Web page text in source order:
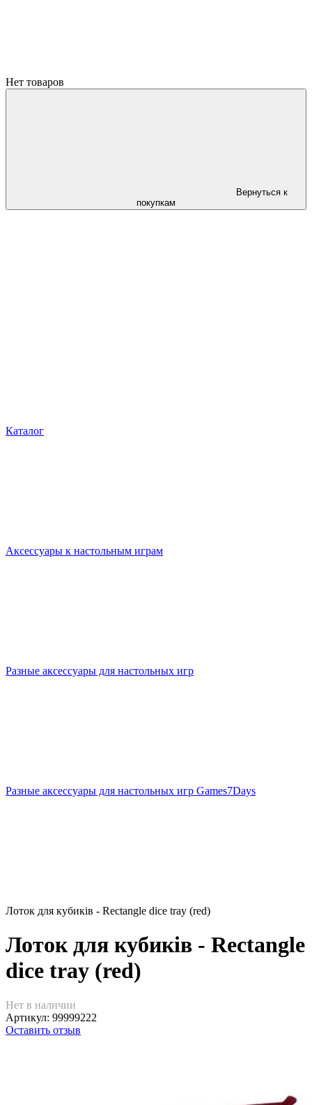
Нет товаров
Вернуться к
покупкам
Каталог
Аксессуары к настольным играм
Разные аксессуары для настольных игр
Разные аксессуары для настольных игр Games7Days
Лоток для кубиків - Rectangle dice tray (red)
Лоток для кубиків - Rectangle
dice tray (red)
Нет в наличии
Артикул: 99999222
Оставить отзыв